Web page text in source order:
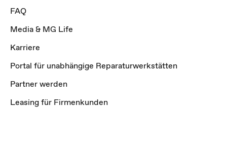
FAQ
Media & MG Life
Karriere
Portal für unabhängige Reparaturwerkstätten
Partner werden
Leasing für Firmenkunden